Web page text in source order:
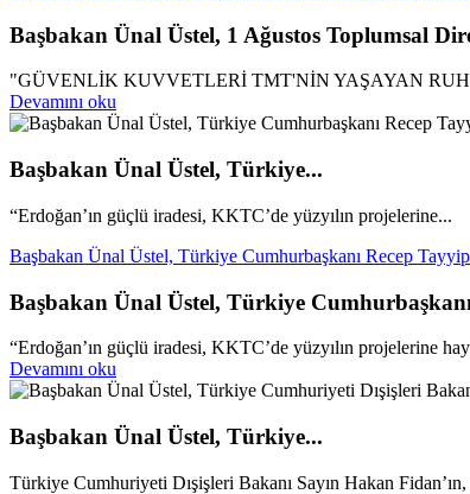
Başbakan Ünal Üstel, 1 Ağustos Toplumsal
"GÜVENLİK KUVVETLERİ TMT'NİN YAŞAYAN
Devamını oku
Başbakan Ünal Üstel, Türkiye...
“Erdoğan’ın güçlü iradesi, KKTC’de yüzyılın projelerine...
Başbakan Ünal Üstel, Türkiye Cumhurbaşkanı Recep
Başbakan Ünal Üstel, Türkiye
“Erdoğan’ın güçlü iradesi, KKTC’de yüzyılın projelerine
Devamını oku
Başbakan Ünal Üstel, Türkiye...
Türkiye Cumhuriyeti Dışişleri Bakanı Sayın Hakan